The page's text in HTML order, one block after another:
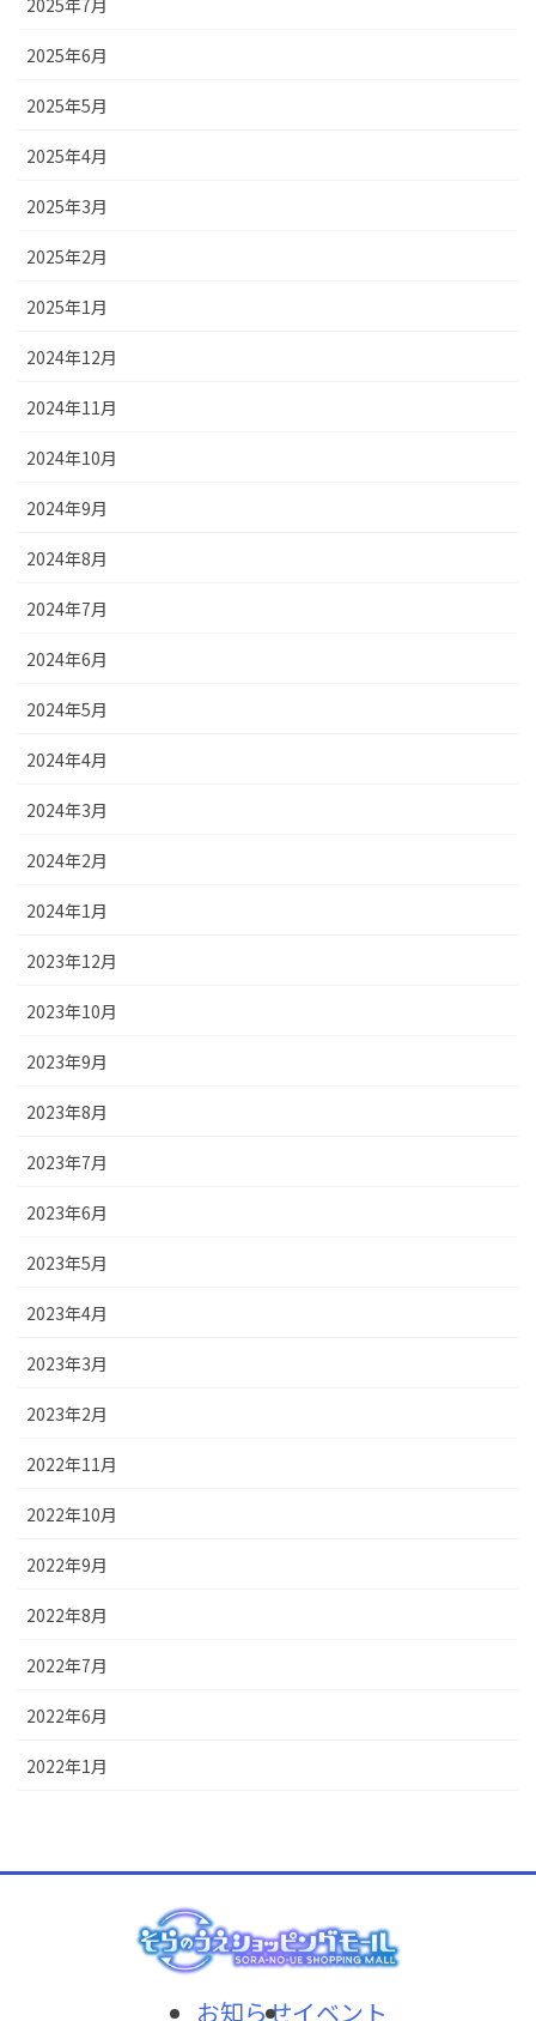
2025年7月
2025年6月
2025年5月
2025年4月
2025年3月
2025年2月
2025年1月
2024年12月
2024年11月
2024年10月
2024年9月
2024年8月
2024年7月
2024年6月
2024年5月
2024年4月
2024年3月
2024年2月
2024年1月
2023年12月
2023年10月
2023年9月
2023年8月
2023年7月
2023年6月
2023年5月
2023年4月
2023年3月
2023年2月
2022年11月
2022年10月
2022年9月
2022年8月
2022年7月
2022年6月
2022年1月
お知らせイベント